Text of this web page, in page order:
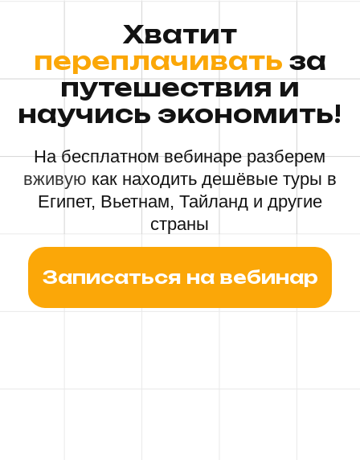
На бесплатном вебинаре разберем
вживуюкак находить дешёвые туры в
Египет, Вьетнам, Тайланд и другие
страны
Записаться на вебинар